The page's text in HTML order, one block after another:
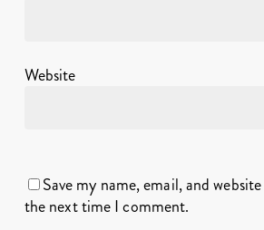
Website
Save my name, email, and
the next time I comment.